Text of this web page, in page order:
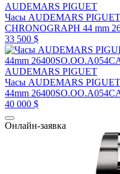
AUDEMARS PIGUET
Часы AUDEMARS
CHRONOGRAPH 44 mm
33 500 $
AUDEMARS PIGUET
Часы AUDEMARS PIGUET
44mm
40 000 $
Онлайн-заявка